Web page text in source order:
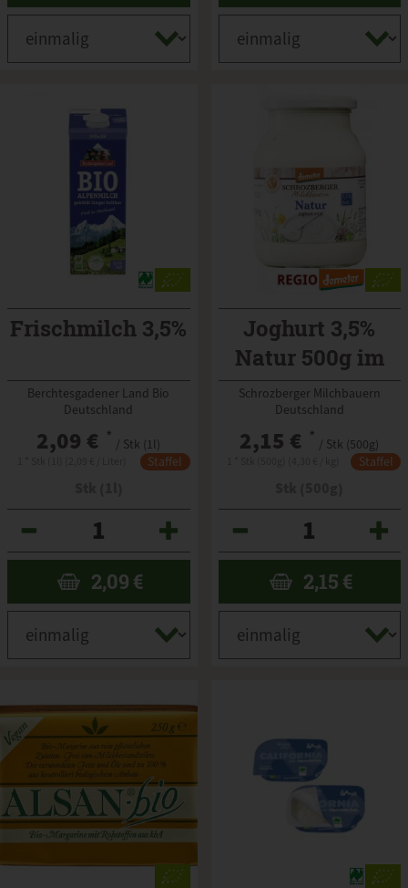
Frischmilch 3,5%
Berchtesgadener Land Bio
Deutschland
2,09 € * / Stk (1l)
Staffel
2,09 €
Joghurt 3,5%
Natur 500g im
Glas
Schrozberger Milchbauern
Deutschland
2,15 € * / Stk (500g)
Staffel
2,15 €